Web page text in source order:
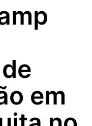
em
real
Broadcast
em